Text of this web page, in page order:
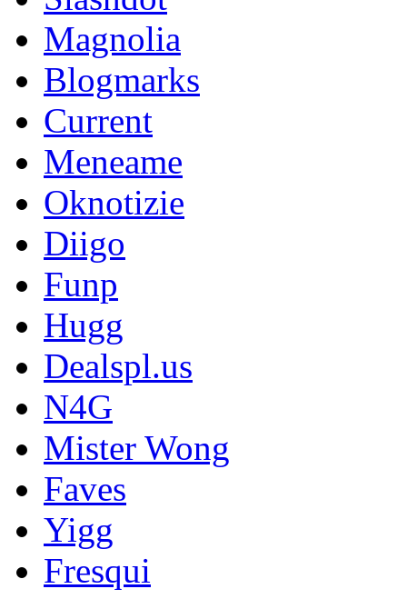
Magnolia
Blogmarks
Current
Meneame
Oknotizie
Diigo
Funp
Hugg
Dealspl.us
N4G
Mister Wong
Faves
Yigg
Fresqui